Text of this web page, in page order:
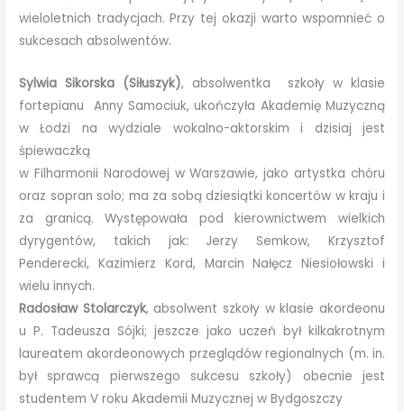
wieloletnich tradycjach. Przy tej okazji warto wspomnieć o
sukcesach absolwentów.
Sylwia Sikorska (Siłuszyk), absolwentka szkoły w klasie
fortepianu Anny Samociuk, ukończyła Akademię Muzyczną
w Łodzi na wydziale wokalno-aktorskim i dzisiaj jest
śpiewaczką
w Filharmonii Narodowej w Warszawie, jako artystka chóru
oraz sopran solo; ma za sobą dziesiątki koncertów w kraju i
za granicą. Występowała pod kierownictwem wielkich
dyrygentów, takich jak: Jerzy Semkow, Krzysztof
Penderecki, Kazimierz Kord, Marcin Nałęcz Niesiołowski i
wielu innych.
Radosław Stolarczyk, absolwent szkoły w klasie akordeonu
u P. Tadeusza Sójki; jeszcze jako uczeń był kilkakrotnym
laureatem akordeonowych przeglądów regionalnych (m. in.
był sprawcą pierwszego sukcesu szkoły) obecnie jest
studentem V roku Akademii Muzycznej w Bydgoszczy